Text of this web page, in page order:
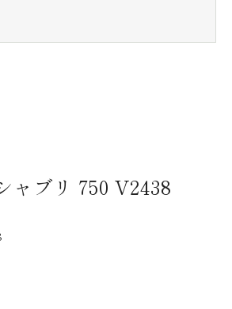
ャブリ 750 V2438